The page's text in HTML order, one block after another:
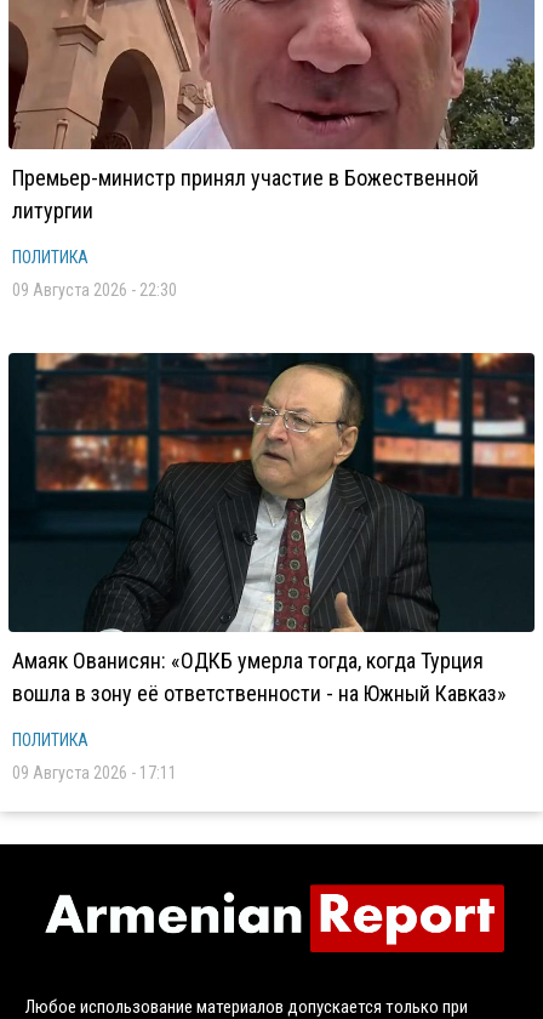
Премьер-министр принял участие в Божественной
литургии
ПОЛИТИКА
09 Августа 2026 - 22:30
Амаяк Ованисян: «ОДКБ умерла тогда, когда Турция
вошла в зону её ответственности - на Южный Кавказ»
ПОЛИТИКА
09 Августа 2026 - 17:11
Любое использование материалов допускается только при